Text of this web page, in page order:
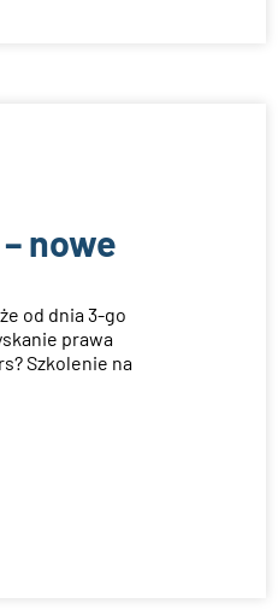
nowe
od dnia 3-go
prawa
Szkolenie na